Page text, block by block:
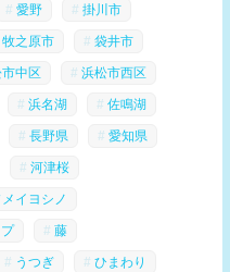
愛野 掛川市
牧之原市 袋井市
中区 浜松市西区
浜名湖 佐鳴湖
長野県 愛知県
河津桜
メイヨシノ
藤
うつぎ ひまわり